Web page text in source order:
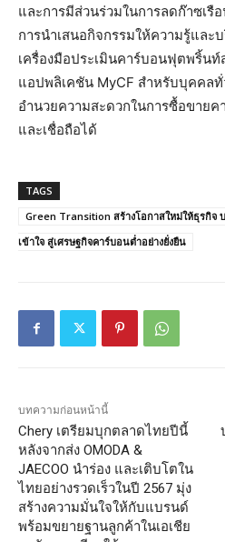
และการมีส่วนร่วมในการลดก๊าซเรื
การนำเสนอกิจกรรมให้ความรู้และ
เครื่องมือประเมินคาร์บอนฟุตพริ้นท์
แอปพลิเคชัน MyCF สำหรับบุคคล
อำนวยความสะดวกในการซื้อขายค
และเชื่อถือได้
TAGS
Green Transition สร้างโอกาสใหม่ให้ธุรกิจ
เข้าใจ สู่เศรษฐกิจคาร์บอนต่ำอย่างยั่งยืน
บทความก่อนหน้านี้
Chery เตรียมบุกตลาดไทยปีนี้
หลังจากส่ง OMODA &
JAECOO นำร่อง และเติบโตใน
ไทยอย่างรวดเร็วในปี 2567 มุ่ง
สร้างความมั่นใจให้กับแบรนด์
พร้อมขยายฐานลูกค้าในเอเชีย